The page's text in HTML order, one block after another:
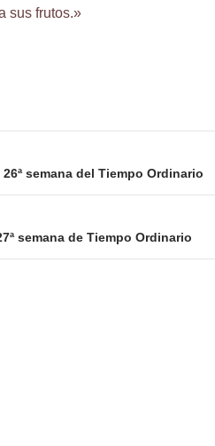
sus frutos.»
semana del Tiempo Ordinario
semana de Tiempo Ordinario